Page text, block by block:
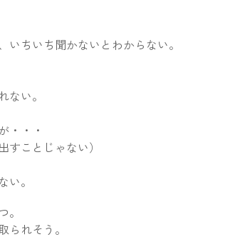
ちいち聞かないとわからない。
ない。
・・・
すことじゃない）
。
れそう。